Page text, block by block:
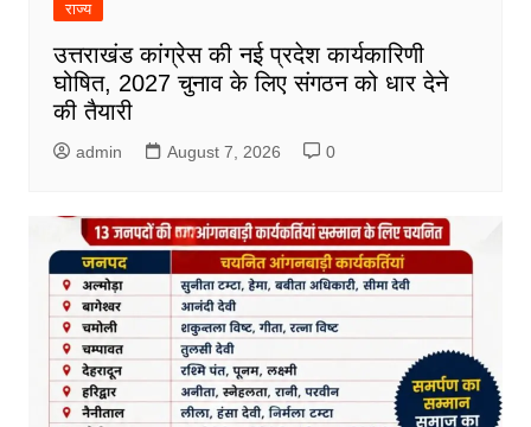
राज्य
उत्तराखंड कांग्रेस की नई प्रदेश कार्यकारिणी
घोषित, 2027 चुनाव के लिए संगठन को धार देने
की तैयारी
admin August 7, 2026 0